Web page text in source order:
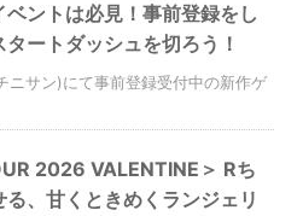
ベントは必見！事前登録をし
ートダッシュを切ろう！
ニサン)にて事前登録受付中の新作ゲ
2026 VALENTINE＞ Rち
る、甘くときめくランジェリ